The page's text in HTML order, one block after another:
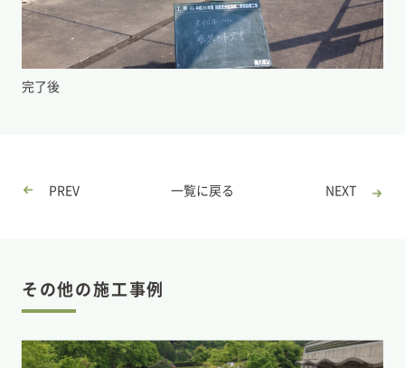
完了後
PREV 一覧に戻る NEXT
その他の施工事例